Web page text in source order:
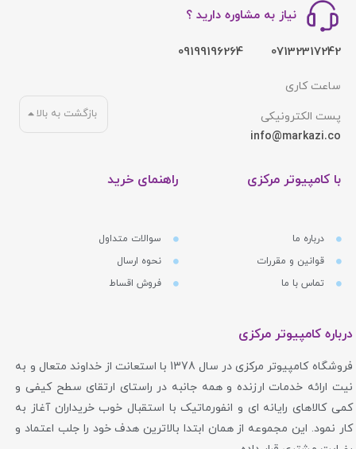
نیاز به مشاوره دارید ؟
07132317242
09199196264
ساعت کاری
پست الکترونیکی
info@markazi.co
با کامپیوتر مرکزی
درباره ما
قوانین و مقررات
تماس با ما
راهنمای خرید
سوالات متداول
نحوه ارسال
فروش اقساط
بازگشت به بالا
درباره کامپیوتر مرکزی
فروشگاه کامپیوتر مرکزی در سال 1378 با استعانت از خداوند متعال و به
نیت ارائه خدمات ارزنده و همه جانبه در راستای ارتقای سطح کیفی و
کمی کالاهای رایانه ای و انفورماتیک با استقبال خوب خریداران آغاز به
کار نمود. این مجموعه از همان ابتدا بالاترین هدف خود را جلب اعتماد و